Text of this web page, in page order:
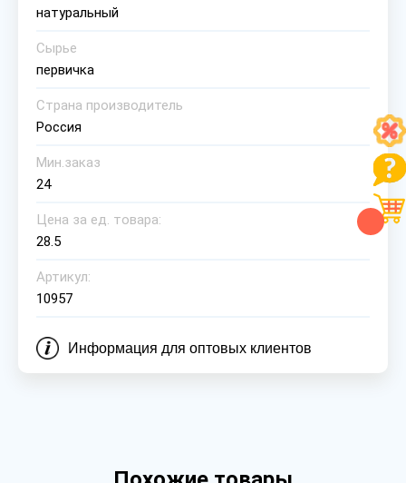
натуральный
Сырье
первичка
Страна производитель
Россия
Мин.заказ
24
Цена за ед. товара:
28.5
Артикул:
10957
Информация для оптовых клиентов